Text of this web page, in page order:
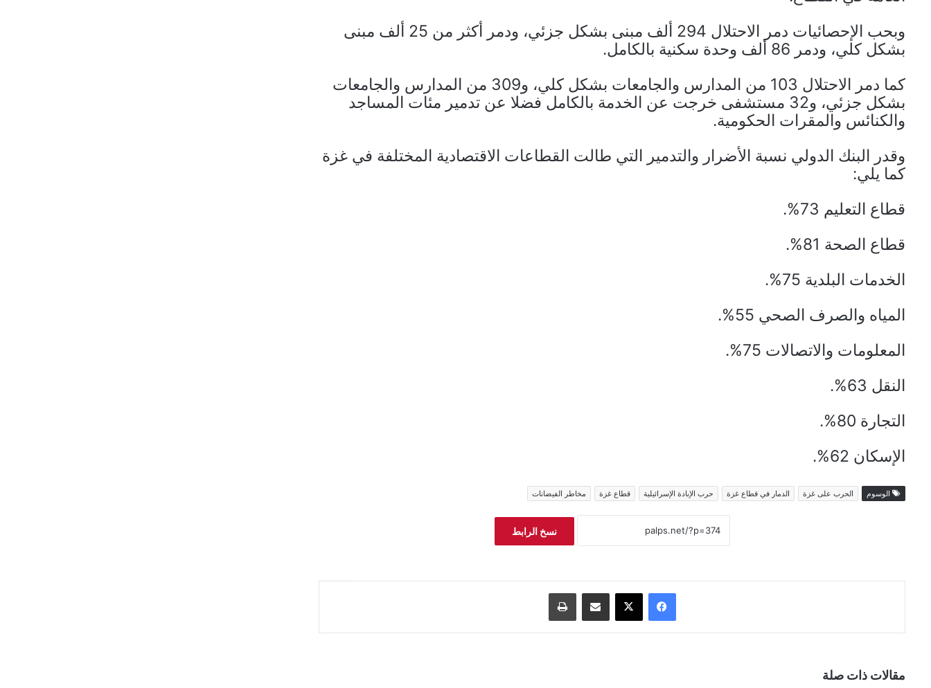
وبحب الإحصائيات دمر الاحتلال 294 ألف مبنى بشكل جزئي، ودمر أكثر من 25 ألف مبنى
بشكل كلي، ودمر 86 ألف وحدة سكنية بالكامل.
كما دمر الاحتلال 103 من المدارس والجامعات بشكل كلي، و309 من المدارس والجامعات
بشكل جزئي، و32 مستشفى خرجت عن الخدمة بالكامل فضلا عن تدمير مئات المساجد
والكنائس والمقرات الحكومية.
وقدر البنك الدولي نسبة الأضرار والتدمير التي طالت القطاعات الاقتصادية المختلفة في غزة
كما يلي:
قطاع التعليم 73%.
قطاع الصحة 81%.
الخدمات البلدية 75%.
المياه والصرف الصحي 55%.
المعلومات والاتصالات 75%.
النقل 63%.
التجارة 80%.
الإسكان 62%.
الوسوم الحرب على غزة الدمار في قطاع غزة حرب الإبادة الإسرائيلية قطاع غزة مخاطر الفيضانات
نسخ الرابط
فيسبوك ‫X مشاركة عبر البريد طباعة
مقالات ذات صلة